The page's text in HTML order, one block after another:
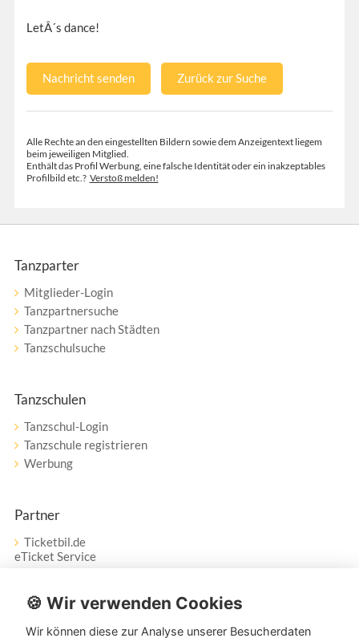
LetÂ´s dance!
Nachricht senden Zurück zur Suche
Alle Rechte an den eingestellten Bildern sowie dem Anzeigentext liegem
beim jeweiligen Mitglied.
Enthält das Profil Werbung, eine falsche Identität oder ein inakzeptables
Profilbild etc.? Verstoß melden!
Tanzparter
Mitglieder-Login
Tanzpartnersuche
Tanzpartner nach Städten
Tanzschulsuche
Tanzschulen
Tanzschul-Login
Tanzschule registrieren
Werbung
Partner
Ticketbil.de
eTicket Service
Vertrag widerrufen
🍪 Wir verwenden Cookies
Wir können diese zur Analyse unserer Besucherdaten